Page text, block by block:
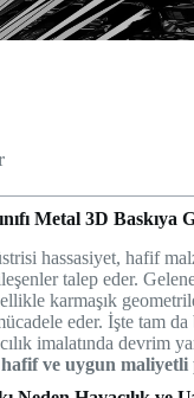
Metal 3D Baskıya
hassasiyet, hafif
talep eder.
karmaşık
eder. İşte tam da
imalatında devrim
ve uygun